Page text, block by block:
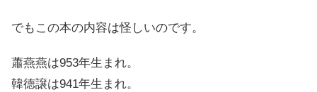
でもこの本の内容は怪しいのです。
蕭燕燕は953年生まれ。
韓徳譲は941年生まれ。